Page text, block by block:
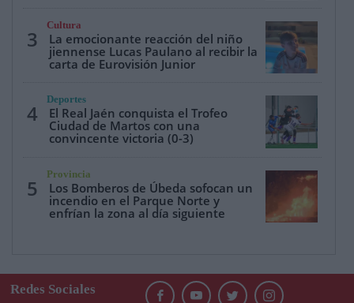
3
Cultura
La emocionante reacción del niño
jiennense Lucas Paulano al recibir la
carta de Eurovisión Junior
4
Deportes
El Real Jaén conquista el Trofeo
Ciudad de Martos con una
convincente victoria (0-3)
5
Provincia
Los Bomberos de Úbeda sofocan un
incendio en el Parque Norte y
enfrían la zona al día siguiente
Redes Sociales